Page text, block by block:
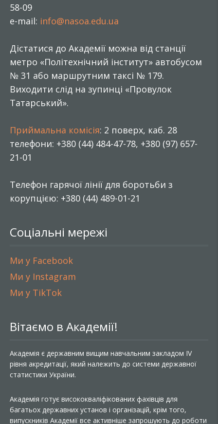
58-09
e-mail: info@nasoa.edu.ua
Дістатися до Академії можна від станції
метро «Політехнічний інститут» автобусом
№ 31 або маршрутним таксі № 179.
Виходити слід на зупинці «Провулок
Татарський».
Приймальна комісія: 2 поверх, каб. 28
телефони: +380 (44) 484-47-78, +380 (97) 657-
21-01
Телефон гарячої лінії для боротьби з
корупцією: +380 (44) 489-01-21
Соціальні мережі
Ми у Facebook
Ми у Instagram
Ми у TikTok
Вітаємо в Академії!
Академія є державним вищим навчальним закладом IV
рівня акредитації, який належить до системи державної
статистики України.
Академія готує висококваліфікованих фахівців для
багатьох державних установ і організацій, крім того,
випускників Академії все активніше запрошують до роботи